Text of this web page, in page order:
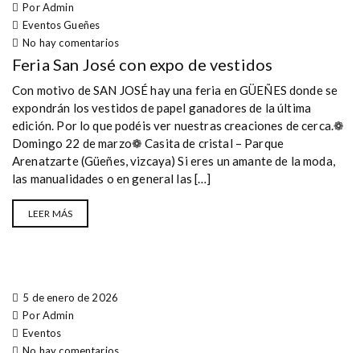
Por Admin
Eventos Gueñes
No hay comentarios
Feria San José con expo de vestidos
Con motivo de SAN JOSÉ hay una feria en GÜEÑES donde se
expondrán los vestidos de papel ganadores de la última
edición. Por lo que podéis ver nuestras creaciones de cerca.❁
Domingo 22 de marzo❁ Casita de cristal – Parque
Arenatzarte (Güeñes, vizcaya) Si eres un amante de la moda,
las manualidades o en general las […]
LEER MÁS
5 de enero de 2026
Por Admin
Eventos